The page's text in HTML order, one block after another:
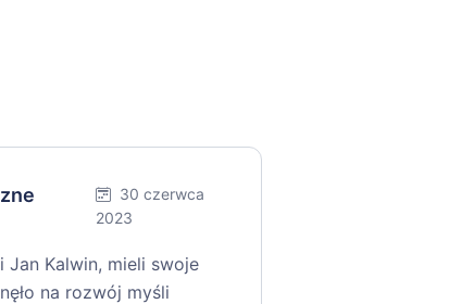
30 czerwca
2023
Kalwin, mieli swoje
na rozwój myśli